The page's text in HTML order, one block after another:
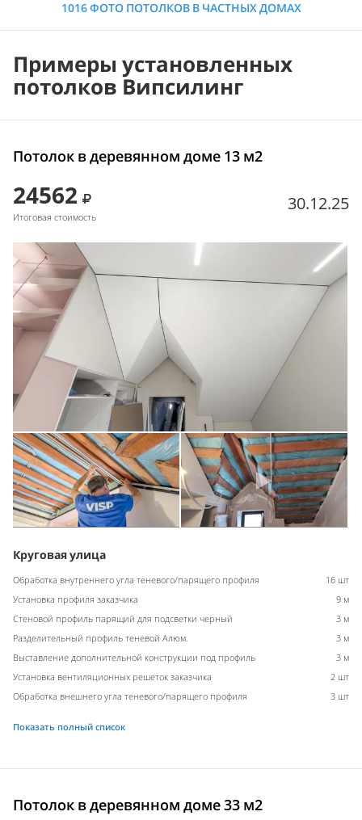
1016 ФОТО ПОТОЛКОВ В ЧАСТНЫХ ДОМАХ
Примеры установленных
потолков Випсилинг
Потолок в деревянном доме 13 м2
24562
Итоговая стоимость
30.12.25
Круговая улица
Обработка внутреннего угла теневого/парящего профиля
16 шт
Установка профиля заказчика
9 м
Стеновой профиль парящий для подсветки черный
3 м
Разделительный профиль теневой Алюм.
3 м
Выставление дополнительной конструкции под профиль
3 м
Установка вентиляционных решеток заказчика
2 шт
Обработка внешнего угла теневого/парящего профиля
3 шт
Показать полный список
Потолок в деревянном доме 33 м2